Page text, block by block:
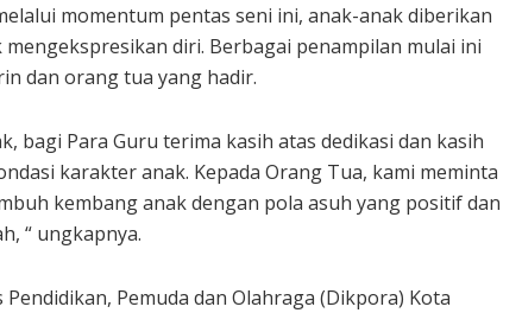
momentum pentas seni ini, anak-anak diberikan
diri. Berbagai penampilan mulai ini
dan orang tua yang hadir.
bagi Para Guru terima kasih atas dedikasi dan kasih
karakter anak. Kepada Orang Tua, kami meminta
kembang anak dengan pola asuh yang positif dan
“ ungkapnya.
Pemuda dan Olahraga (Dikpora) Kota